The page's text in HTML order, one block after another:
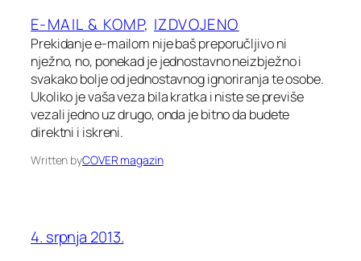
E-MAIL & KOMP, IZDVOJENO
Prekidanje e-mailom nije baš preporučljivo ni
nježno, no, ponekad je jednostavno neizbježno i
svakako bolje od jednostavnog ignoriranja te osobe.
Ukoliko je vaša veza bila kratka i niste se previše
vezali jedno uz drugo, onda je bitno da budete
direktni i iskreni.
Written byCOVER magazin
4. srpnja 2013.